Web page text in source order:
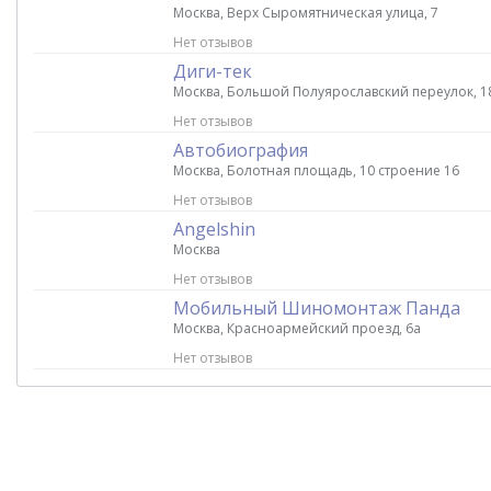
Москва, Верх Сыромятническая улица, 7
Нет отзывов
Диги-тек
Москва, Большой Полуярославский переулок,
Нет отзывов
Автобиография
Москва, Болотная площадь, 10 строение 16
Нет отзывов
Angelshin
Москва
Нет отзывов
Мобильный Шиномонтаж Панда
Москва, Красноармейский проезд, 6а
Нет отзывов